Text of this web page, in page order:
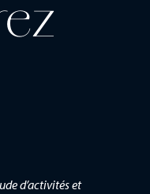
d’activités et